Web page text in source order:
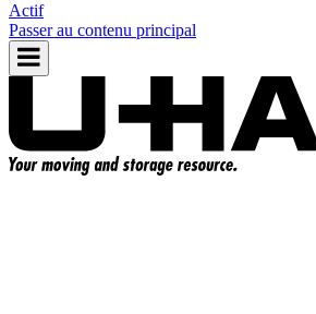
Actif
Passer au contenu principal